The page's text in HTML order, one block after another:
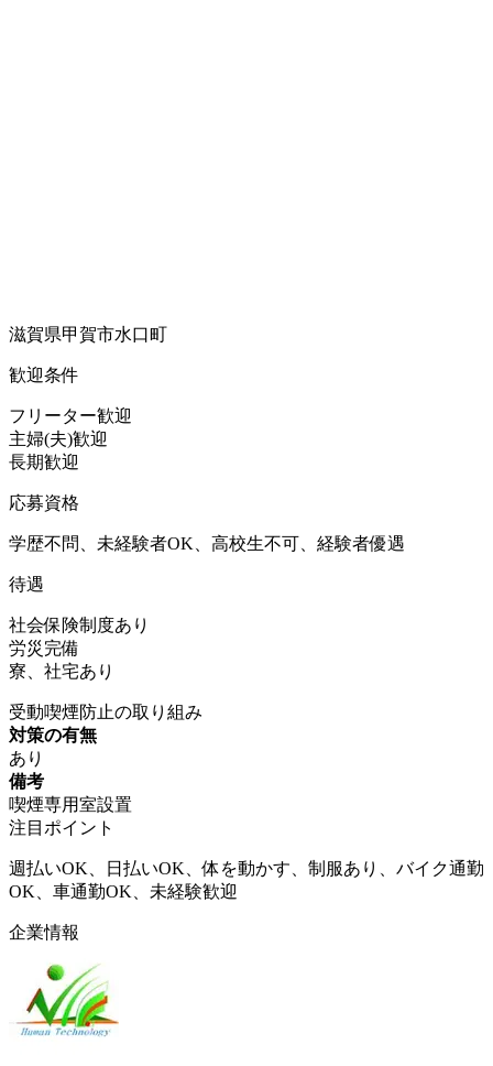
滋賀県甲賀市水口町
歓迎条件
フリーター歓迎
主婦(夫)歓迎
長期歓迎
応募資格
学歴不問、未経験者OK、高校生不可、経験者優遇
待遇
社会保険制度あり
労災完備
寮、社宅あり
受動喫煙防止の取り組み
対策の有無
あり
備考
喫煙専用室設置
注目ポイント
週払いOK、日払いOK、体を動かす、制服あり、バイク通勤
OK、車通勤OK、未経験歓迎
企業情報